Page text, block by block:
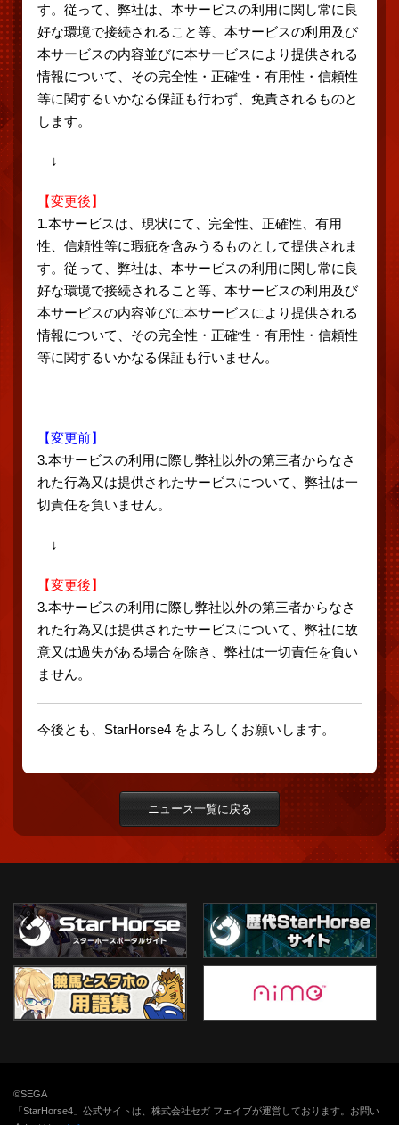
す。従って、弊社は、本サービスの利用に関し常に良
好な環境で接続されること等、本サービスの利用及び
本サービスの内容並びに本サービスにより提供される
情報について、その完全性・正確性・有用性・信頼性
等に関するいかなる保証も行わず、免責されるものと
します。
↓
【変更後】
1.本サービスは、現状にて、完全性、正確性、有用
性、信頼性等に瑕疵を含みうるものとして提供されま
す。従って、弊社は、本サービスの利用に関し常に良
好な環境で接続されること等、本サービスの利用及び
本サービスの内容並びに本サービスにより提供される
情報について、その完全性・正確性・有用性・信頼性
等に関するいかなる保証も行いません。
【変更前】
3.本サービスの利用に際し弊社以外の第三者からなさ
れた行為又は提供されたサービスについて、弊社は一
切責任を負いません。
↓
【変更後】
3.本サービスの利用に際し弊社以外の第三者からなさ
れた行為又は提供されたサービスについて、弊社に故
意又は過失がある場合を除き、弊社は一切責任を負い
ません。
今後とも、StarHorse4 をよろしくお願いします。
ニュース一覧に戻る
©SEGA
「StarHorse4」公式サイトは、株式会社セガ フェイブが運営しております。お問い